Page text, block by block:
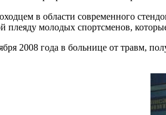
в области современного
плеяду молодых спортсменов,
2008 года в больнице от травм,